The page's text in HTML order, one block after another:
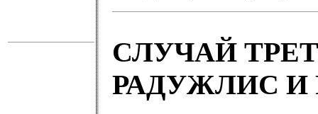
СЛУЧАЙ
РАДУЖЛИС